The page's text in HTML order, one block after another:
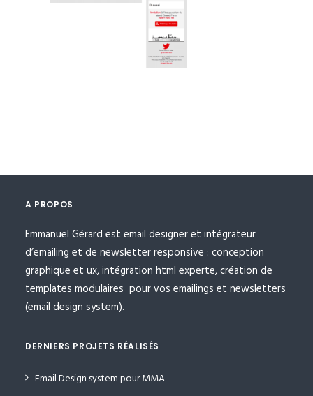
A PROPOS
Emmanuel Gérard est email designer et intégrateur
d’emailing et de newsletter responsive : conception
graphique et ux, intégration html experte, création de
templates modulaires pour vos emailings et newsletters
(email design system).
DERNIERS PROJETS RÉALISÉS
Email Design system pour MMA